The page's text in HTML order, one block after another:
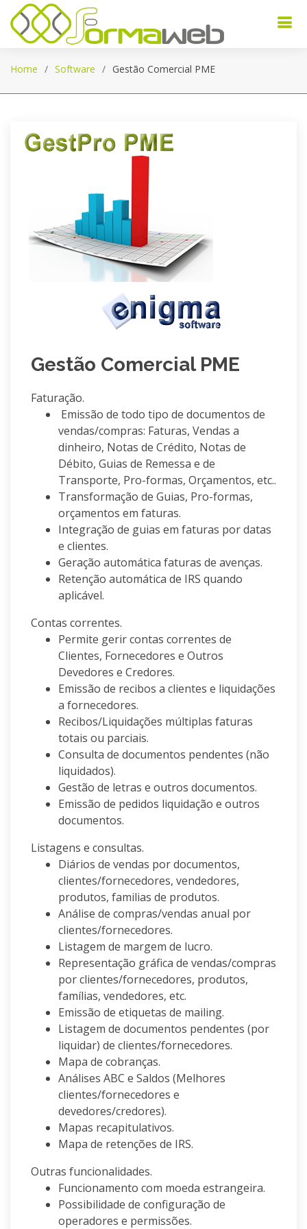
Home Software Gestão Comercial PME
Gestão Comercial PME
Faturação.
Emissão de todo tipo de documentos de
vendas/compras: Faturas, Vendas a
dinheiro, Notas de Crédito, Notas de
Débito, Guias de Remessa e de
Transporte, Pro-formas, Orçamentos, etc..
Transformação de Guias, Pro-formas,
orçamentos em faturas.
Integração de guias em faturas por datas
e clientes.
Geração automática faturas de avenças.
Retenção automática de IRS quando
aplicável.
Contas correntes.
Permite gerir contas correntes de
Clientes, Fornecedores e Outros
Devedores e Credores.
Emissão de recibos a clientes e liquidações
a fornecedores.
Recibos/Liquidações múltiplas faturas
totais ou parciais.
Consulta de documentos pendentes (não
liquidados).
Gestão de letras e outros documentos.
Emissão de pedidos liquidação e outros
documentos.
Listagens e consultas.
Diários de vendas por documentos,
clientes/fornecedores, vendedores,
produtos, familias de produtos.
Análise de compras/vendas anual por
clientes/fornecedores.
Listagem de margem de lucro.
Representação gráfica de vendas/compras
por clientes/fornecedores, produtos,
famílias, vendedores, etc.
Emissão de etiquetas de mailing.
Listagem de documentos pendentes (por
liquidar) de clientes/fornecedores.
Mapa de cobranças.
Análises ABC e Saldos (Melhores
clientes/fornecedores e
devedores/credores).
Mapas recapitulativos.
Mapa de retenções de IRS.
Outras funcionalidades.
Funcionamento com moeda estrangeira.
Possibilidade de configuração de
operadores e permissões.